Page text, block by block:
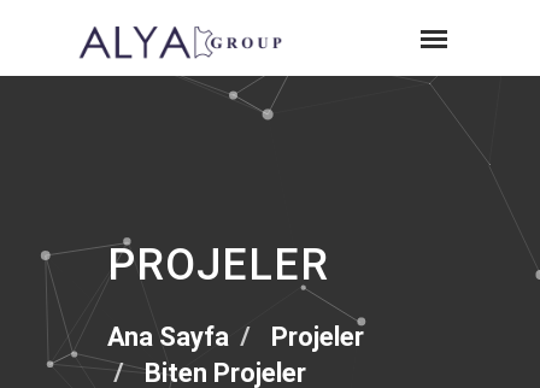
PROJELER
Ana Sayfa
Projeler
Biten Projeler